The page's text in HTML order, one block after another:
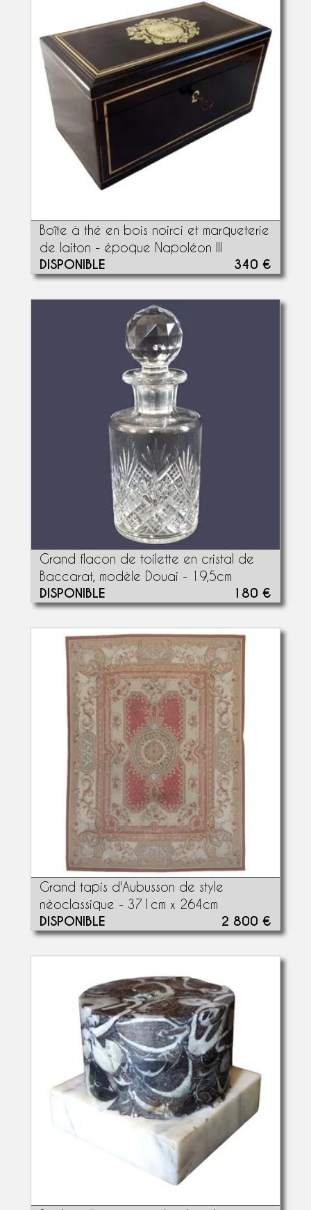
Boîte à thé en bois noirci et marqueterie
de laiton - époque Napoléon III
DISPONIBLE 340 €
Grand flacon de toilette en cristal de
Baccarat, modèle Douai - 19,5cm
DISPONIBLE 180 €
Grand tapis d'Aubusson de style
néoclassique - 371cm x 264cm
DISPONIBLE 2 800 €